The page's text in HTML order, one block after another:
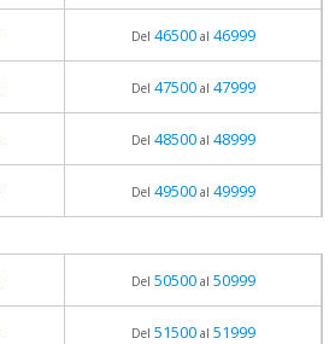
Del 46500al 46999
Del 47500al 47999
Del 48500al 48999
Del 49500al 49999
Del 50500al 50999
Del 51500al 51999